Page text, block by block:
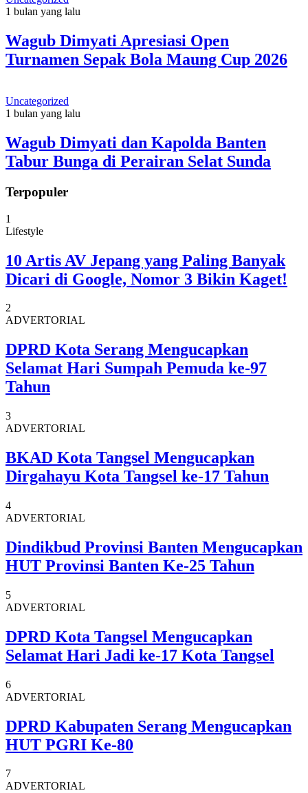
1 bulan yang lalu
Wagub Dimyati Apresiasi Open
Turnamen Sepak Bola Maung Cup 2026
Uncategorized
1 bulan yang lalu
Wagub Dimyati dan Kapolda Banten
Tabur Bunga di Perairan Selat Sunda
Terpopuler
1
Lifestyle
10 Artis AV Jepang yang Paling Banyak
Dicari di Google, Nomor 3 Bikin Kaget!
2
ADVERTORIAL
DPRD Kota Serang Mengucapkan
Selamat Hari Sumpah Pemuda ke-97
Tahun
3
ADVERTORIAL
BKAD Kota Tangsel Mengucapkan
Dirgahayu Kota Tangsel ke-17 Tahun
4
ADVERTORIAL
Dindikbud Provinsi Banten Mengucapkan
HUT Provinsi Banten Ke-25 Tahun
5
ADVERTORIAL
DPRD Kota Tangsel Mengucapkan
Selamat Hari Jadi ke-17 Kota Tangsel
6
ADVERTORIAL
DPRD Kabupaten Serang Mengucapkan
HUT PGRI Ke-80
7
ADVERTORIAL